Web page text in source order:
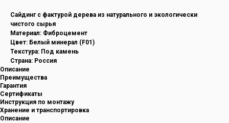
Cайдинг с фактурой дерева из натурального и экологически
чистого сырья
Материал: Фиброцемент
Цвет: Белый минерал (F01)
Текстура: Под камень
Страна: Россия
Описание
Преимущества
Гарантия
Сертификаты
Инструкция по монтажу
Хранение и транспортировка
Описание